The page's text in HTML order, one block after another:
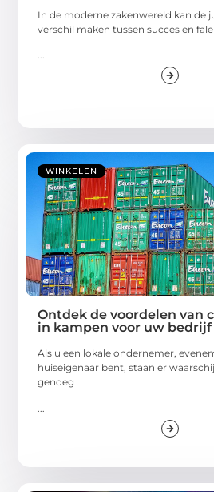
In de moderne zakenwereld kan de
verschil maken tussen succes en
...
WINKELEN
Ontdek de voordelen van
in kampen voor uw
Als u een lokale ondernemer,
huiseigenaar bent, staan er
genoeg